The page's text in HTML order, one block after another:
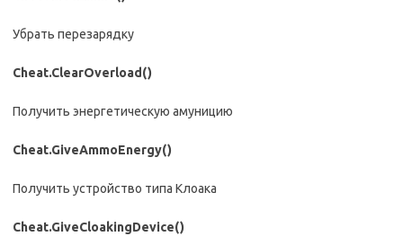
Убрать перезарядку
Cheat.ClearOverload()
Получить энергетическую амуницию
Cheat.GiveAmmoEnergy()
Получить устройство типа Клоака
Cheat.GiveCloakingDevice()